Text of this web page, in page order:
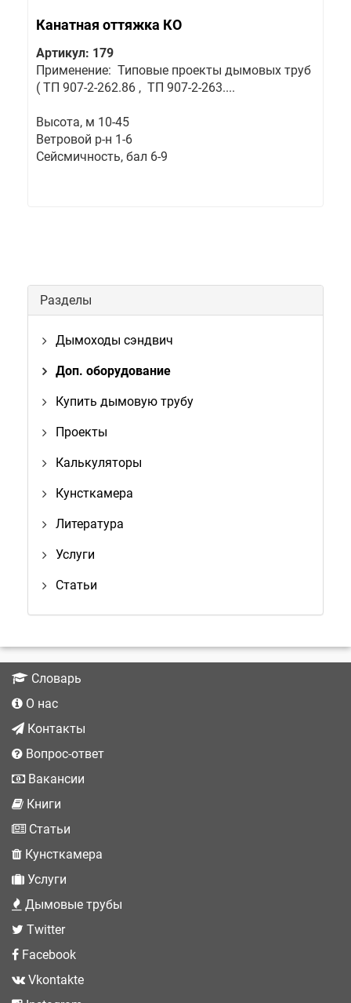
Канатная оттяжка КО
Артикул: 179
Применение: Типовые проекты дымовых труб
( ТП 907-2-262.86 , ТП 907-2-263....
Высота, м 10-45
Ветровой р-н 1-6
Сейсмичность, бал 6-9
Разделы
Дымоходы сэндвич
Доп. оборудование
Купить дымовую трубу
Проекты
Калькуляторы
Кунсткамера
Литература
Услуги
Статьи
Словарь
О нас
Контакты
Вопрос-ответ
Вакансии
Книги
Статьи
Кунсткамера
Услуги
Дымовые трубы
Twitter
Facebook
Vkontakte